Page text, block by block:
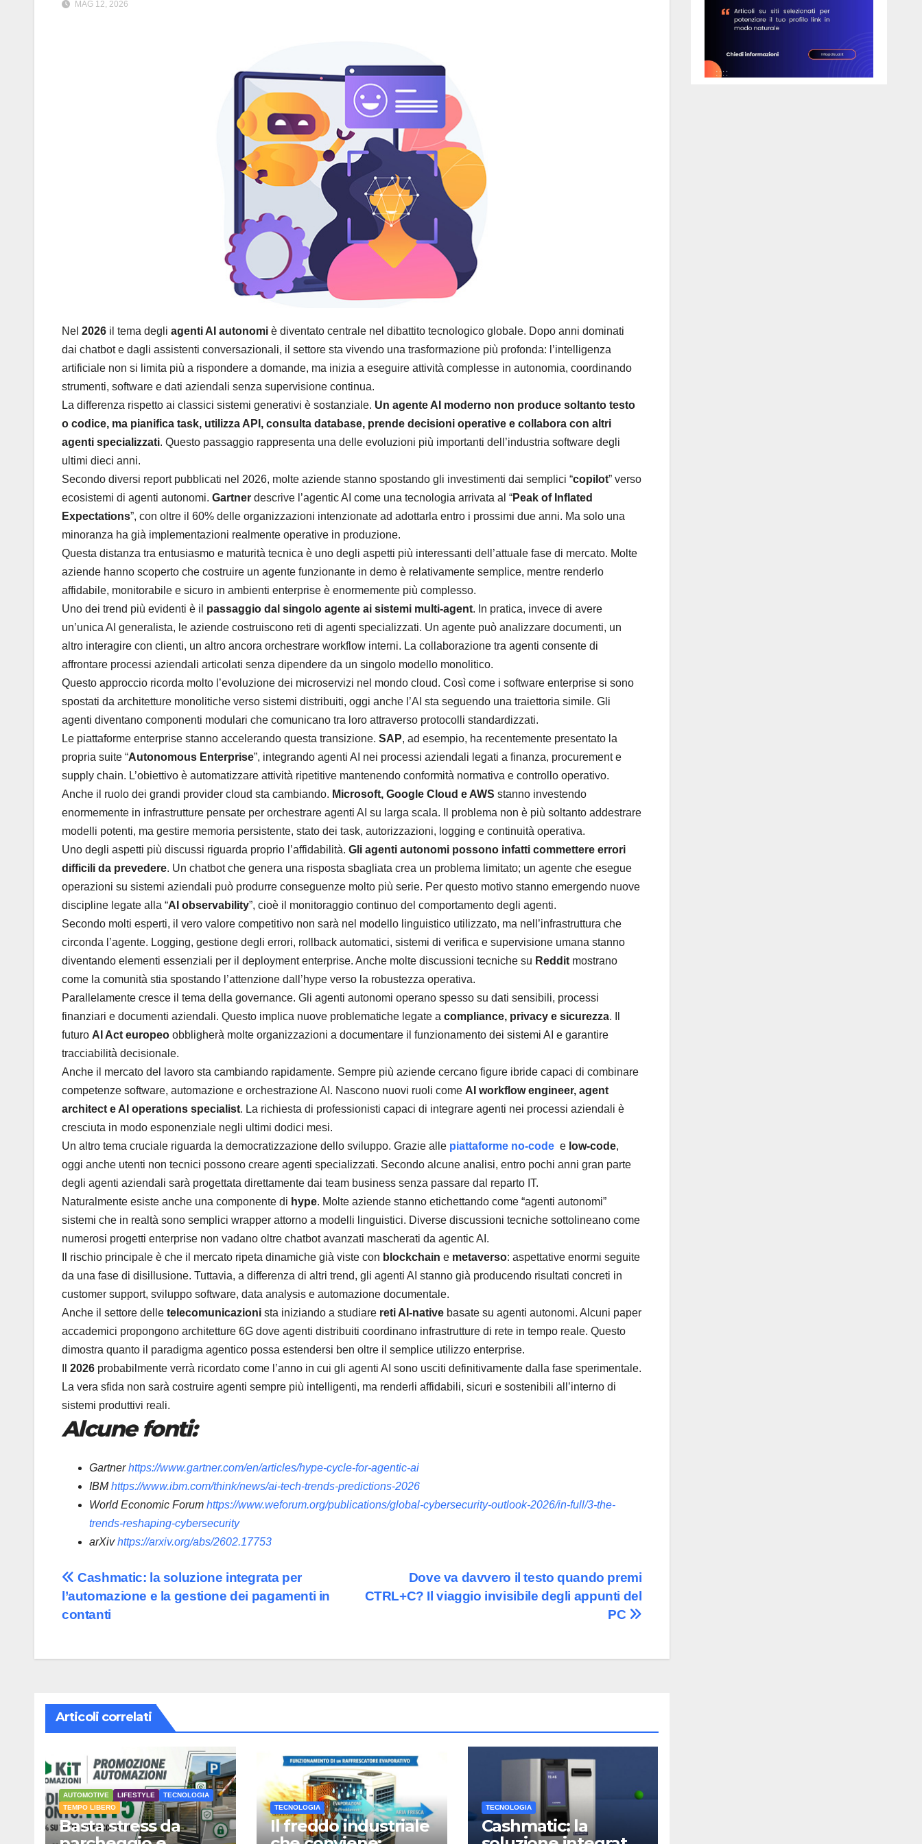
MAG 12, 2026
Nel 2026 il tema degli agenti AI autonomi è diventato centrale nel dibattito tecnologico globale. Dopo anni dominati
dai chatbot e dagli assistenti conversazionali, il settore sta vivendo una trasformazione più profonda: l’intelligenza
artificiale non si limita più a rispondere a domande, ma inizia a eseguire attività complesse in autonomia, coordinando
strumenti, software e dati aziendali senza supervisione continua.
La differenza rispetto ai classici sistemi generativi è sostanziale. Un agente AI moderno non produce soltanto testo
o codice, ma pianifica task, utilizza API, consulta database, prende decisioni operative e collabora con altri
agenti specializzati. Questo passaggio rappresenta una delle evoluzioni più importanti dell’industria software degli
ultimi dieci anni.
Secondo diversi report pubblicati nel 2026, molte aziende stanno spostando gli investimenti dai semplici “copilot” verso
ecosistemi di agenti autonomi. Gartner descrive l’agentic AI come una tecnologia arrivata al “Peak of Inflated
Expectations”, con oltre il 60% delle organizzazioni intenzionate ad adottarla entro i prossimi due anni. Ma solo una
minoranza ha già implementazioni realmente operative in produzione.
Questa distanza tra entusiasmo e maturità tecnica è uno degli aspetti più interessanti dell’attuale fase di mercato. Molte
aziende hanno scoperto che costruire un agente funzionante in demo è relativamente semplice, mentre renderlo
affidabile, monitorabile e sicuro in ambienti enterprise è enormemente più complesso.
Uno dei trend più evidenti è il passaggio dal singolo agente ai sistemi multi-agent. In pratica, invece di avere
un’unica AI generalista, le aziende costruiscono reti di agenti specializzati. Un agente può analizzare documenti, un
altro interagire con clienti, un altro ancora orchestrare workflow interni. La collaborazione tra agenti consente di
affrontare processi aziendali articolati senza dipendere da un singolo modello monolitico.
Questo approccio ricorda molto l’evoluzione dei microservizi nel mondo cloud. Così come i software enterprise si sono
spostati da architetture monolitiche verso sistemi distribuiti, oggi anche l’AI sta seguendo una traiettoria simile. Gli
agenti diventano componenti modulari che comunicano tra loro attraverso protocolli standardizzati.
Le piattaforme enterprise stanno accelerando questa transizione. SAP, ad esempio, ha recentemente presentato la
propria suite “Autonomous Enterprise”, integrando agenti AI nei processi aziendali legati a finanza, procurement e
supply chain. L’obiettivo è automatizzare attività ripetitive mantenendo conformità normativa e controllo operativo.
Anche il ruolo dei grandi provider cloud sta cambiando. Microsoft, Google Cloud e AWS stanno investendo
enormemente in infrastrutture pensate per orchestrare agenti AI su larga scala. Il problema non è più soltanto addestrare
modelli potenti, ma gestire memoria persistente, stato dei task, autorizzazioni, logging e continuità operativa.
Uno degli aspetti più discussi riguarda proprio l’affidabilità. Gli agenti autonomi possono infatti commettere errori
difficili da prevedere. Un chatbot che genera una risposta sbagliata crea un problema limitato; un agente che esegue
operazioni su sistemi aziendali può produrre conseguenze molto più serie. Per questo motivo stanno emergendo nuove
discipline legate alla “AI observability”, cioè il monitoraggio continuo del comportamento degli agenti.
Secondo molti esperti, il vero valore competitivo non sarà nel modello linguistico utilizzato, ma nell’infrastruttura che
circonda l’agente. Logging, gestione degli errori, rollback automatici, sistemi di verifica e supervisione umana stanno
diventando elementi essenziali per il deployment enterprise. Anche molte discussioni tecniche su Reddit mostrano
come la comunità stia spostando l’attenzione dall’hype verso la robustezza operativa.
Parallelamente cresce il tema della governance. Gli agenti autonomi operano spesso su dati sensibili, processi
finanziari e documenti aziendali. Questo implica nuove problematiche legate a compliance, privacy e sicurezza. Il
futuro AI Act europeo obbligherà molte organizzazioni a documentare il funzionamento dei sistemi AI e garantire
tracciabilità decisionale.
Anche il mercato del lavoro sta cambiando rapidamente. Sempre più aziende cercano figure ibride capaci di combinare
competenze software, automazione e orchestrazione AI. Nascono nuovi ruoli come AI workflow engineer, agent
architect e AI operations specialist. La richiesta di professionisti capaci di integrare agenti nei processi aziendali è
cresciuta in modo esponenziale negli ultimi dodici mesi.
Un altro tema cruciale riguarda la democratizzazione dello sviluppo. Grazie alle piattaforme no-code e low-code,
oggi anche utenti non tecnici possono creare agenti specializzati. Secondo alcune analisi, entro pochi anni gran parte
degli agenti aziendali sarà progettata direttamente dai team business senza passare dal reparto IT.
Naturalmente esiste anche una componente di hype. Molte aziende stanno etichettando come “agenti autonomi”
sistemi che in realtà sono semplici wrapper attorno a modelli linguistici. Diverse discussioni tecniche sottolineano come
numerosi progetti enterprise non vadano oltre chatbot avanzati mascherati da agentic AI.
Il rischio principale è che il mercato ripeta dinamiche già viste con blockchain e metaverso: aspettative enormi seguite
da una fase di disillusione. Tuttavia, a differenza di altri trend, gli agenti AI stanno già producendo risultati concreti in
customer support, sviluppo software, data analysis e automazione documentale.
Anche il settore delle telecomunicazioni sta iniziando a studiare reti AI-native basate su agenti autonomi. Alcuni paper
accademici propongono architetture 6G dove agenti distribuiti coordinano infrastrutture di rete in tempo reale. Questo
dimostra quanto il paradigma agentico possa estendersi ben oltre il semplice utilizzo enterprise.
2026 probabilmente verrà ricordato come l’anno in cui gli agenti AI sono usciti definitivamente dalla fase sperimentale.
La vera sfida non sarà costruire agenti sempre più intelligenti, ma renderli affidabili, sicuri e sostenibili all’interno di
sistemi produttivi reali.
Alcune fonti:
Gartnerhttps://www.gartner.com/en/articles/hype-cycle-for-agentic-ai
IBMhttps://www.ibm.com/think/news/ai-tech-trends-predictions-2026
World Economic Forum https://www.weforum.org/publications/global-cybersecurity-outlook-2026/in-full/3-the-
trends-reshaping-cybersecurity
arXivhttps://arxiv.org/abs/2602.17753
Navigazione
articoli
Dove va davvero il testo quando premi
CTRL+C? Il viaggio invisibile degli appunti del
PC
Cashmatic: la soluzione integrata per
l’automazione e la gestione dei pagamenti in
contanti
Articoli correlati
AUTOMOTIVE LIFESTYLE
TECNOLOGIA
TEMPO LIBERO
Basta stress da
TECNOLOGIA
Il freddo industriale
TECNOLOGIA
Cashmatic: la